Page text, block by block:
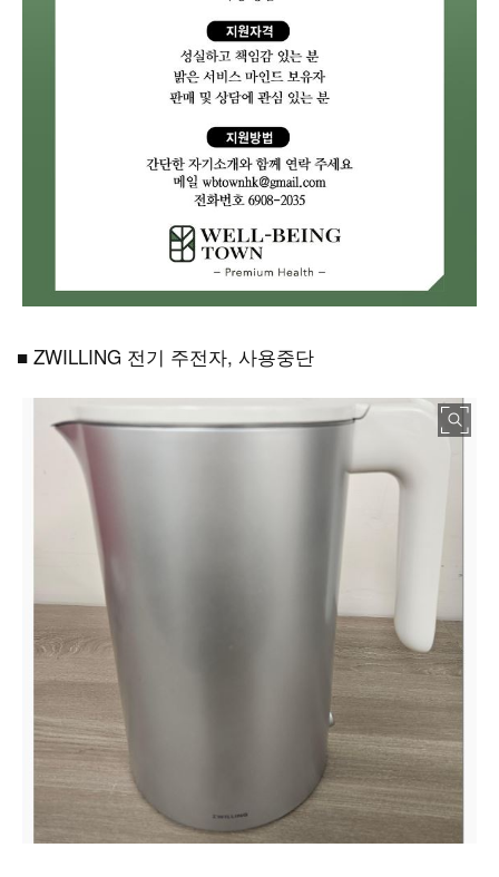
■ ZWILLING 전기 주전자, 사용중단